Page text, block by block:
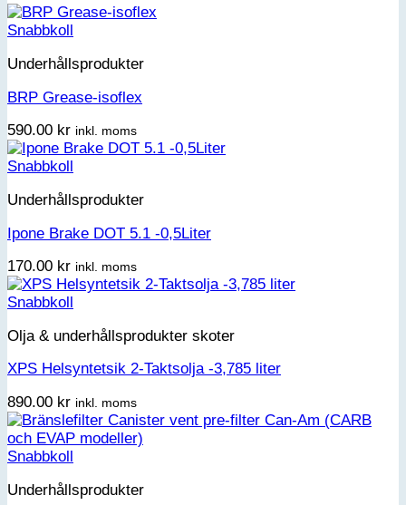
Snabbkoll
Underhållsprodukter
BRP Grease-isoflex
590.00 kr inkl. moms
Snabbkoll
Underhållsprodukter
Ipone Brake DOT 5.1 -0,5Liter
170.00 kr inkl. moms
Snabbkoll
Olja & underhållsprodukter skoter
XPS Helsyntetsik 2-Taktsolja -3,785 liter
890.00 kr inkl. moms
Snabbkoll
Underhållsprodukter